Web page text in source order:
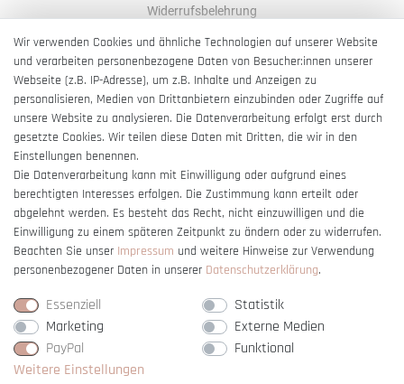
Widerrufsbelehrung
AGB
Impressum
Barrierefreiheitserklärung
Vertrag widerrufen
Wir verwenden Cookies und ähnliche Technologien auf unserer Website
und verarbeiten personenbezogene Daten von Besucher:innen unserer
Webseite (z.B. IP-Adresse), um z.B. Inhalte und Anzeigen zu
personalisieren, Medien von Drittanbietern einzubinden oder Zugriffe auf
unsere Website zu analysieren. Die Datenverarbeitung erfolgt erst durch
gesetzte Cookies. Wir teilen diese Daten mit Dritten, die wir in den
Einstellungen benennen.
Die Datenverarbeitung kann mit Einwilligung oder aufgrund eines
berechtigten Interesses erfolgen. Die Zustimmung kann erteilt oder
abgelehnt werden. Es besteht das Recht, nicht einzuwilligen und die
Einwilligung zu einem späteren Zeitpunkt zu ändern oder zu widerrufen.
Beachten Sie unser Impressum und weitere Hinweise zur Verwendung
personenbezogener Daten in unserer Daten­schutz­erklärung.
Essenziell
Statistik
Marketing
Externe Medien
PayPal
Funktional
Weitere Einstellungen